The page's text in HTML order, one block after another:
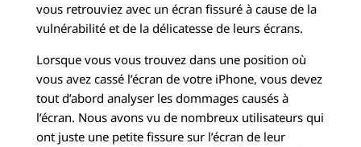
vous retrouviez avec un écran fissuré à cause de la
vulnérabilité et de la délicatesse de leurs écrans.
Lorsque vous vous trouvez dans une position où
vous avez cassé l’écran de votre iPhone, vous devez
tout d’abord analyser les dommages causés à
l’écran. Nous avons vu de nombreux utilisateurs qui
ont juste une petite fissure sur l’écran de leur